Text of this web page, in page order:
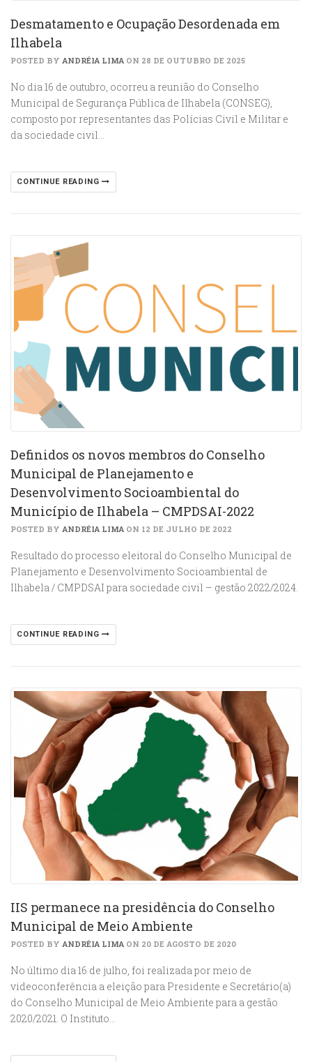
Desmatamento e Ocupação Desordenada em
Ilhabela
POSTED BY ANDRÉIA LIMA ON 28 DE OUTUBRO DE 2025
No dia 16 de outubro, ocorreu a reunião do Conselho
Municipal de Segurança Pública de Ilhabela (CONSEG),
composto por representantes das Polícias Civil e Militar e
da sociedade civil…
CONTINUE READING
Definidos os novos membros do Conselho
Municipal de Planejamento e
Desenvolvimento Socioambiental do
Município de Ilhabela – CMPDSAI-2022
POSTED BY ANDRÉIA LIMA ON 12 DE JULHO DE 2022
Resultado do processo eleitoral do Conselho Municipal de
Planejamento e Desenvolvimento Socioambiental de
Ilhabela / CMPDSAI para sociedade civil – gestão 2022/2024.
CONTINUE READING
IIS permanece na presidência do Conselho
Municipal de Meio Ambiente
POSTED BY ANDRÉIA LIMA ON 20 DE AGOSTO DE 2020
No último dia 16 de julho, foi realizada por meio de
videoconferência a eleição para Presidente e Secretário(a)
do Conselho Municipal de Meio Ambiente para a gestão
2020/2021. O Instituto…